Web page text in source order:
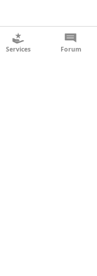
Services Forum